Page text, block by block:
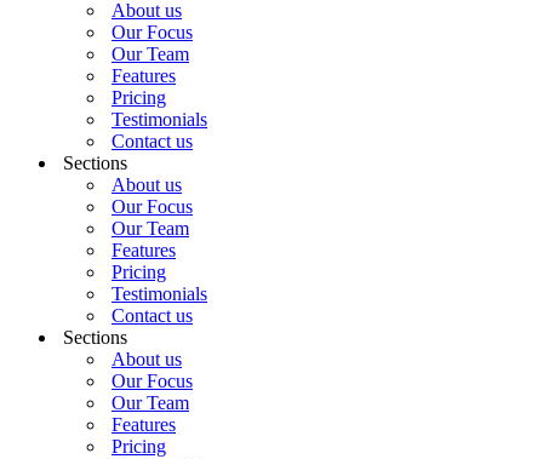
About us
Our Focus
Our Team
Features
Pricing
Testimonials
Contact us
Sections
About us
Our Focus
Our Team
Features
Pricing
Testimonials
Contact us
Sections
About us
Our Focus
Our Team
Features
Pricing